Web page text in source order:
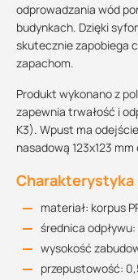
odprowadzania wód
budynkach. Dzięki
skutecznie zapobiega
zapachom.
Produkt wykonano z
zapewnia trwałość i
K3). Wpust ma
nasadową 123x123
materiał: korpus
średnica odpływu:
wysokość
przepustowość: